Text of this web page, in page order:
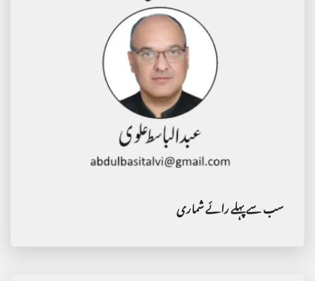
سب سے پہلے رائے شماری